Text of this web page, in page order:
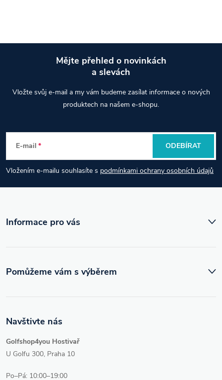
p
a
t
Mějte přehled o novinkách
a slevách
Vložte svůj e-mail a my vám budeme zasílat informace o nových
produktech na našem e-shopu.
E-mail
Vložením e-mailu souhlasíte s podmínkami ochrany osobních údajů
ODEBÍRAT
Informace pro vás
Navštivte nás
Golfshop4you Hostivař
U Golfu 300, Praha 10
Po–Pá: 10:00–19:00
Pomůžeme vám s výběrem